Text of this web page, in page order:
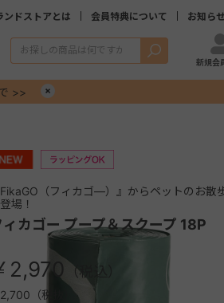
ンドストアとは 会員特典について お知らせ
検索
新規会
>>
FikaGO（フィカゴ―）』からペットのお散
場！
ィカゴー プープ＆スクープ 18P
2,970
（税抜）